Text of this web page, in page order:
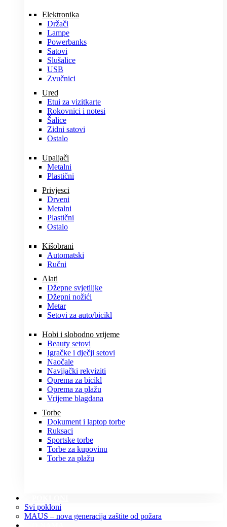
Elektronika
Držači
Lampe
Powerbanks
Satovi
Slušalice
USB
Zvučnici
Ured
Etui za vizitkarte
Rokovnici i notesi
Šalice
Zidni satovi
Ostalo
Upaljači
Metalni
Plastični
Privjesci
Drveni
Metalni
Plastični
Ostalo
Kišobrani
Automatski
Ručni
Alati
Džepne svjetiljke
Džepni nožići
Metar
Setovi za auto/bicikl
Hobi i slobodno vrijeme
Beauty setovi
Igračke i dječji setovi
Naočale
Navijački rekviziti
Oprema za bicikl
Oprema za plažu
Vrijeme blagdana
Torbe
Dokument i laptop torbe
Ruksaci
Sportske torbe
Torbe za kupovinu
Torbe za plažu
Svi pokloni
MAUS – nova generacija zaštite od požara